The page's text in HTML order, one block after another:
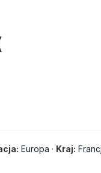
Europa · Kraj: